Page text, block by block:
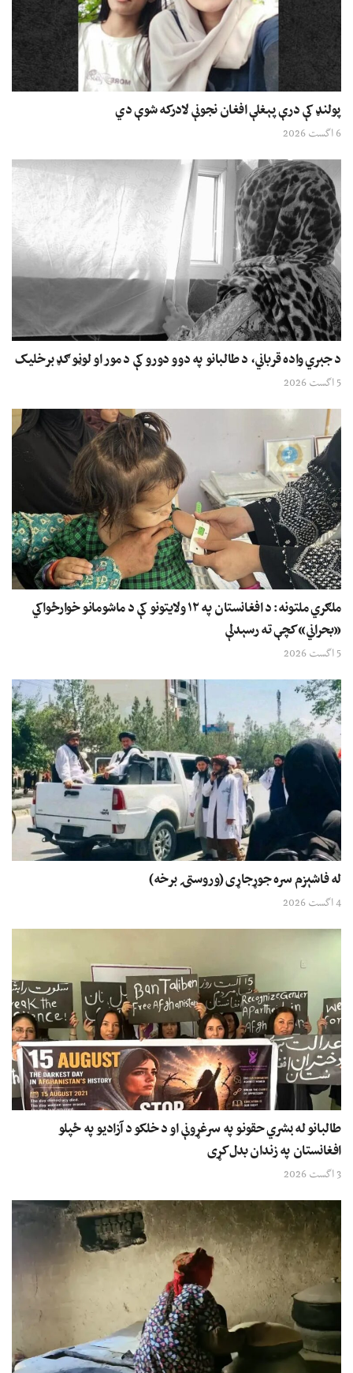
پولنډ کې درې پېغلې افغان نجونې لادرکه شوې دي
6 اگست 2026
د جبري واده قرباني، د طالبانو په دوو دورو کې د مور او لوڼو ګډ برخلیک
5 اگست 2026
ملګري ملتونه: د افغانستان په ۱۲ ولایتونو کې د ماشومانو خوارځواکي
«بحراني» کچې ته رسېدلې
5 اگست 2026
له فاشېزم سره جوړجاړی (وروستۍ برخه)
4 اگست 2026
طالبانو له بشري حقونو په سرغړونې او د خلکو د آزادیو په ځپلو
افغانستان په زندان بدل کړی
3 اگست 2026